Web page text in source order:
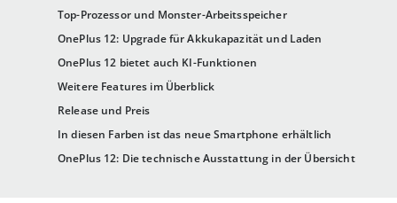
Top-Prozessor und Monster-Arbeitsspeicher
OnePlus 12: Upgrade für Akkukapazität und Laden
OnePlus 12 bietet auch KI-Funktionen
Weitere Features im Überblick
Release und Preis
In diesen Farben ist das neue Smartphone erhältlich
OnePlus 12: Die technische Ausstattung in der Übersicht